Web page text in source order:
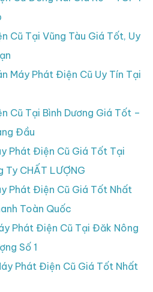
Cũ Tại Vũng Tàu Giá Tốt, Uy
Máy Phát Điện Cũ Uy Tín Tại
Cũ Tại Bình Dương Giá Tốt –
Đầu
Phát Điện Cũ Giá Tốt Tại
Ty CHẤT LƯỢNG
Phát Điện Cũ Giá Tốt Nhất
Toàn Quốc
Phát Điện Cũ Tại Đăk Nông
Số 1
Phát Điện Cũ Giá Tốt Nhất